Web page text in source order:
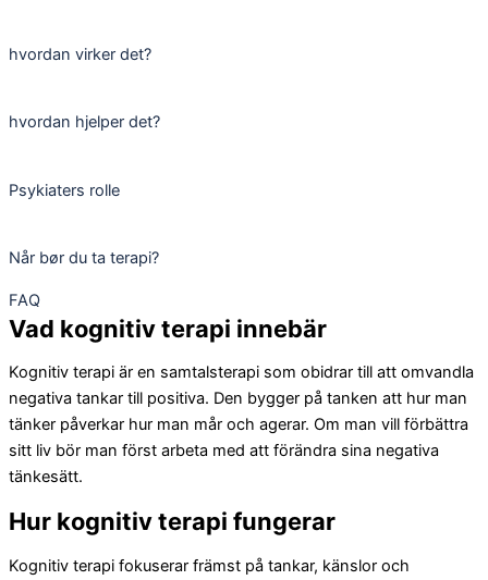
hvordan virker det?
hvordan hjelper det?
Psykiaters rolle
Når bør du ta terapi?
FAQ
Vad kognitiv terapi innebär
Kognitiv terapi är en samtalsterapi som obidrar till att omvandla
negativa tankar till positiva. Den bygger på tanken att hur man
tänker påverkar hur man mår och agerar. Om man vill förbättra
sitt liv bör man först arbeta med att förändra sina negativa
tänkesätt.
Hur kognitiv terapi fungerar
Kognitiv terapi fokuserar främst på tankar, känslor och